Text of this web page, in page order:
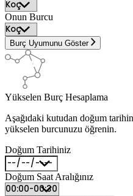
Onun Burcu
Burç Uyumunu Göster
Yükselen Burç Hesaplama
Aşağıdaki kutudan doğum
yükselen burcunuzu öğrenin.
Doğum Tarihiniz
Doğum Saat Aralığınız